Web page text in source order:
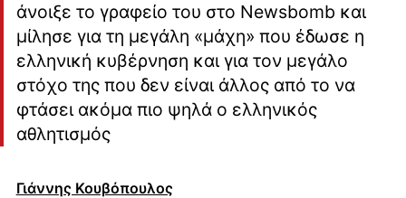
άνοιξε το γραφείο του στο Newsbomb και
μίλησε για τη μεγάλη «μάχη» που έδωσε η
ελληνική κυβέρνηση και για τον μεγάλο
στόχο της που δεν είναι άλλος από το να
φτάσει ακόμα πιο ψηλά ο ελληνικός
αθλητισμός
Γιάννης Κουβόπουλος